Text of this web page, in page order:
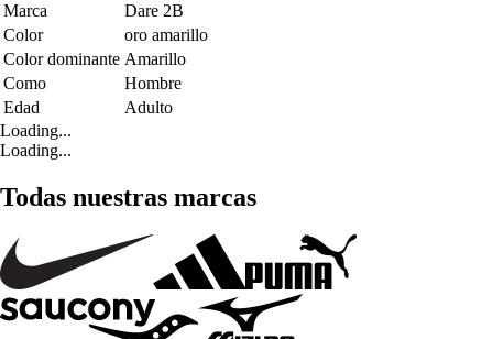
Marca
Dare 2B
Color
oro amarillo
Color dominante Amarillo
Como
Hombre
Edad
Adulto
Loading...
Loading...
Todas nuestras marcas